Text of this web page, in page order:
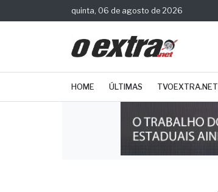
quinta, 06 de agosto de 2026
HOME ÚLTIMAS TVOEXTRA.NET